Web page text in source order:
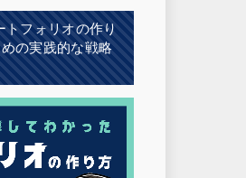
トフォリオの作り
の実践的な戦略